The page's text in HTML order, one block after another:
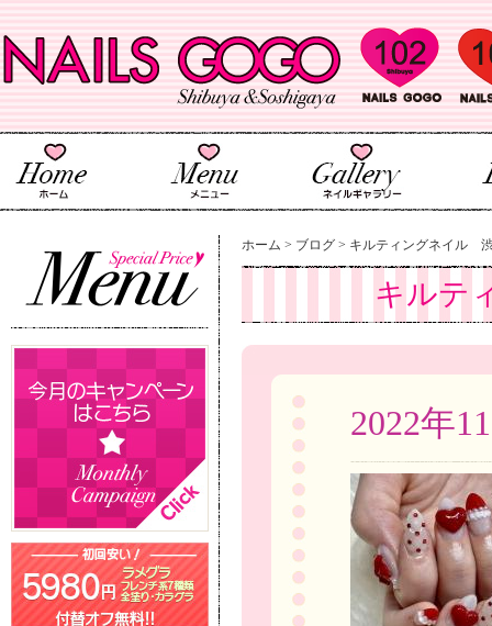
ホーム > ブログ > キルティングネイル
キルテ
2022年